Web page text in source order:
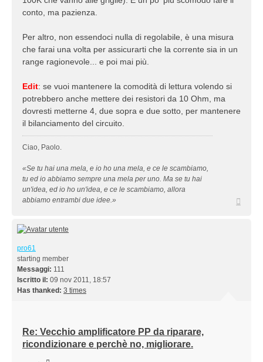
conto, ma pazienza.
Per altro, non essendoci nulla di regolabile, è una misura
che farai una volta per assicurarti che la corrente sia in un
range ragionevole... e poi mai più.
Edit: se vuoi mantenere la comodità di lettura volendo si
potrebbero anche mettere dei resistori da 10 Ohm, ma
dovresti metterne 4, due sopra e due sotto, per mantenere
il bilanciamento del circuito.
Ciao, Paolo.
«Se tu hai una mela, e io ho una mela, e ce le scambiamo,
tu ed io abbiamo sempre una mela per uno. Ma se tu hai
un'idea, ed io ho un'idea, e ce le scambiamo, allora
abbiamo entrambi due idee.»
pro61
starting member
Messaggi: 111
Iscritto il: 09 nov 2011, 18:57
Has thanked: 3 times
Re: Vecchio amplificatore PP da riparare,
ricondizionare e perchè no, migliorare.